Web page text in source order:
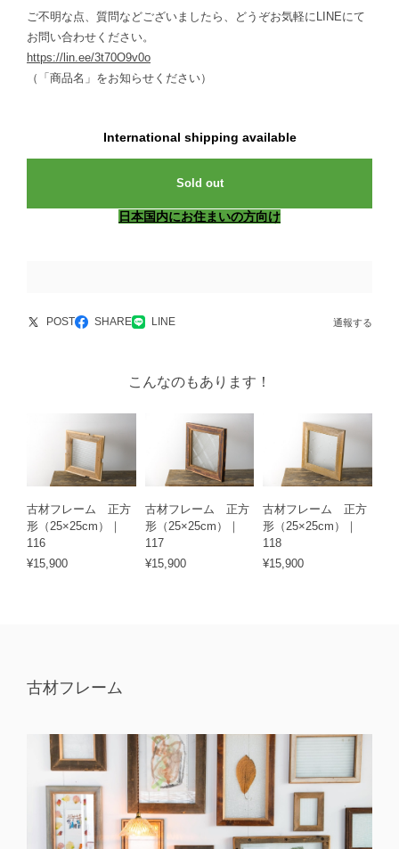
ご不明な点、質問などございましたら、どうぞお気軽にLINEにて
お問い合わせください。
https://lin.ee/3t70O9v0o
（「商品名」をお知らせください）
International shipping available
Sold out
日本国内にお住まいの方向け
POST SHARE LINE 通報する
こんなのもあります！
古材フレーム 正方
形（25×25cm）｜
116
¥15,900
古材フレーム 正方
形（25×25cm）｜
117
¥15,900
古材フレーム 正方
形（25×25cm）｜
118
¥15,900
古材フレーム